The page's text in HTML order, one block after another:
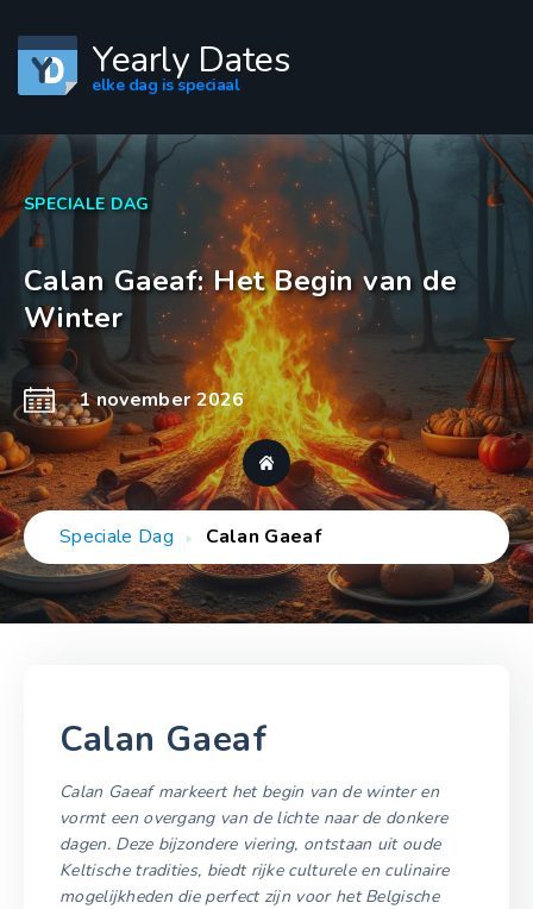
Yearly Dates
elke dag is speciaal
SPECIALE DAG
Calan Gaeaf: Het Begin van de
Winter
1 november 2026
Speciale Dag Calan Gaeaf
Calan Gaeaf
Calan Gaeaf markeert het begin van de winter en
vormt een overgang van de lichte naar de donkere
dagen. Deze bijzondere viering, ontstaan uit oude
Keltische tradities, biedt rijke culturele en culinaire
mogelijkheden die perfect zijn voor het Belgische